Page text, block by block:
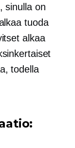
sinulla on
tuoda
alkaa
todella